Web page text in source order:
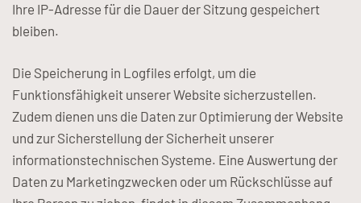
Ihre IP-Adresse für die Dauer der Sitzung gespeichert
bleiben.
Die Speicherung in Logfiles erfolgt, um die
Funktionsfähigkeit unserer Website sicherzustellen.
Zudem dienen uns die Daten zur Optimierung der Website
und zur Sicherstellung der Sicherheit unserer
informationstechnischen Systeme. Eine Auswertung der
Daten zu Marketingzwecken oder um Rückschlüsse auf